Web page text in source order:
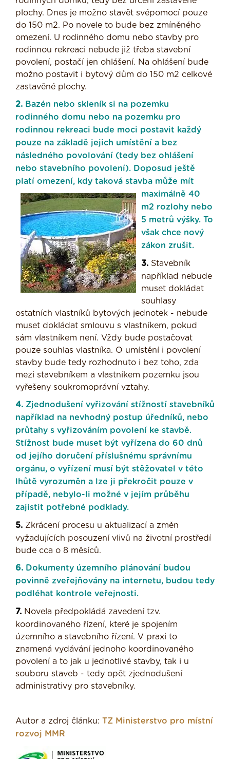
plochy. Dnes je možno stavět svépomocí pouze
do 150 m2. Po novele to bude bez zmíněného
omezení. U rodinného domu nebo stavby pro
rodinnou rekreaci nebude již třeba stavební
povolení, postačí jen ohlášení. Na ohlášení bude
možno postavit i bytový dům do 150 m2 celkové
zastavěné plochy.
2. Bazén nebo skleník si na pozemku
rodinného domu nebo na pozemku pro
rodinnou rekreaci bude moci postavit každý
pouze na základě jejich umístění a bez
následného povolování (tedy bez ohlášení
nebo stavebního povolení). Doposud ještě
platí omezení, kdy taková stavba může mít
maximálně 40
m2 rozlohy nebo
5 metrů výšky. To
však chce nový
zákon zrušit.
3. Stavebník
například nebude
muset dokládat
souhlasy
ostatních vlastníků bytových jednotek - nebude
muset dokládat smlouvu s vlastníkem, pokud
sám vlastníkem není. Vždy bude postačovat
pouze souhlas vlastníka. O umístění i povolení
stavby bude tedy rozhodnuto i bez toho, zda
mezi stavebníkem a vlastníkem pozemku jsou
vyřešeny soukromoprávní vztahy.
4. Zjednodušení vyřizování stížností stavebníků
například na nevhodný postup úředníků, nebo
průtahy s vyřizováním povolení ke stavbě.
Stížnost bude muset být vyřízena do 60 dnů
od jejího doručení příslušnému správnímu
orgánu, o vyřízení musí být stěžovatel v této
lhůtě vyrozuměn a lze ji překročit pouze v
případě, nebylo-li možné v jejím průběhu
zajistit potřebné podklady.
5. Zkrácení procesu u aktualizací a změn
vyžadujících posouzení vlivů na životní prostředí
bude cca o 8 měsíců.
6. Dokumenty územního plánování budou
povinně zveřejňovány na internetu, budou tedy
podléhat kontrole veřejnosti.
7. Novela předpokládá zavedení tzv.
koordinovaného řízení, které je spojením
územního a stavebního řízení. V praxi to
znamená vydávání jednoho koordinovaného
povolení a to jak u jednotlivé stavby, tak i u
souboru staveb - tedy opět zjednodušení
administrativy pro stavebníky.
Autor a zdroj článku: TZ Ministerstvo pro místní
rozvoj MMR